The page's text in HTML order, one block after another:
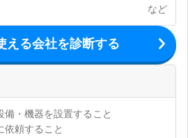
など
える会社を診断する
備・機器を設置すること
依頼すること